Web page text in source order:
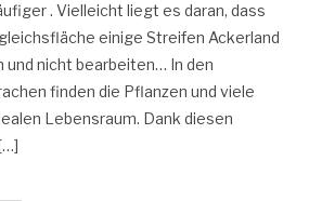
. Vielleicht liegt es daran, dass
einige Streifen Ackerland
und nicht bearbeiten… In den
finden die Pflanzen und viele
Lebensraum. Dank diesen